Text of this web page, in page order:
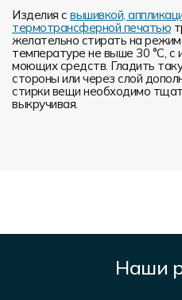
Изделия с вышивкой,
термотрансферной печатью
желательно стирать на
температуре не выше 30 °C, с
моющих средств. Гладить
стороны или через слой
стирки вещи необходимо
выкручивая.
Наши